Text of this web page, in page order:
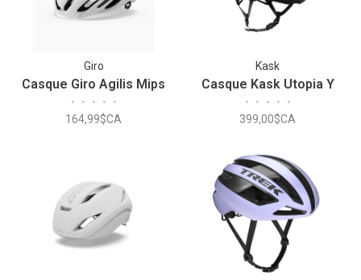
Giro
Casque Giro Agilis Mips
• • • • •
164,99$CA
Kask
Casque Kask Utopia Y
• • • • •
399,00$CA